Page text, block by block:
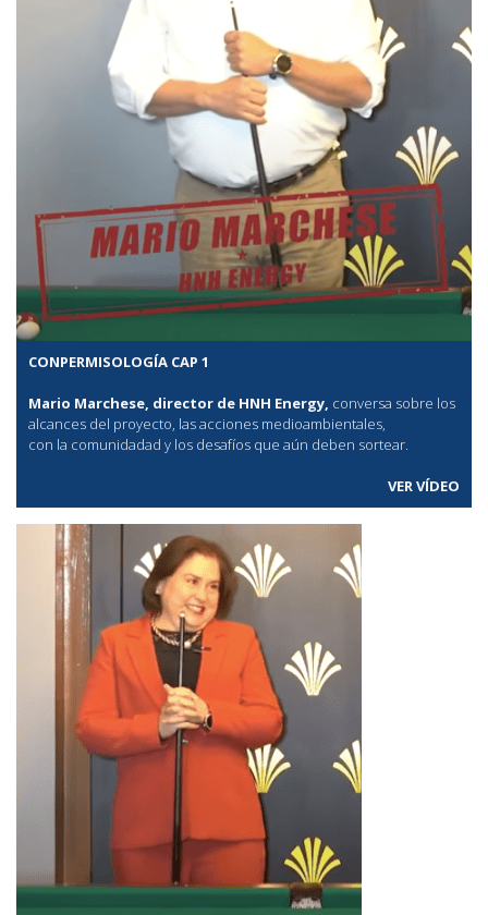
CONPERMISOLOGÍA CAP 1
Mario Marchese, director de HNH Energy, conversa sobre los
alcances del proyecto, las acciones medioambientales,
con la comunidadad y los desafíos que aún deben sortear.
VER VÍDEO